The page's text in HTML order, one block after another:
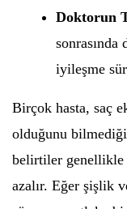
Doktorun
iyileşme
Birçok hasta, saç
olduğunu
belirtiler genellikle
azalır. Eğer şişlik